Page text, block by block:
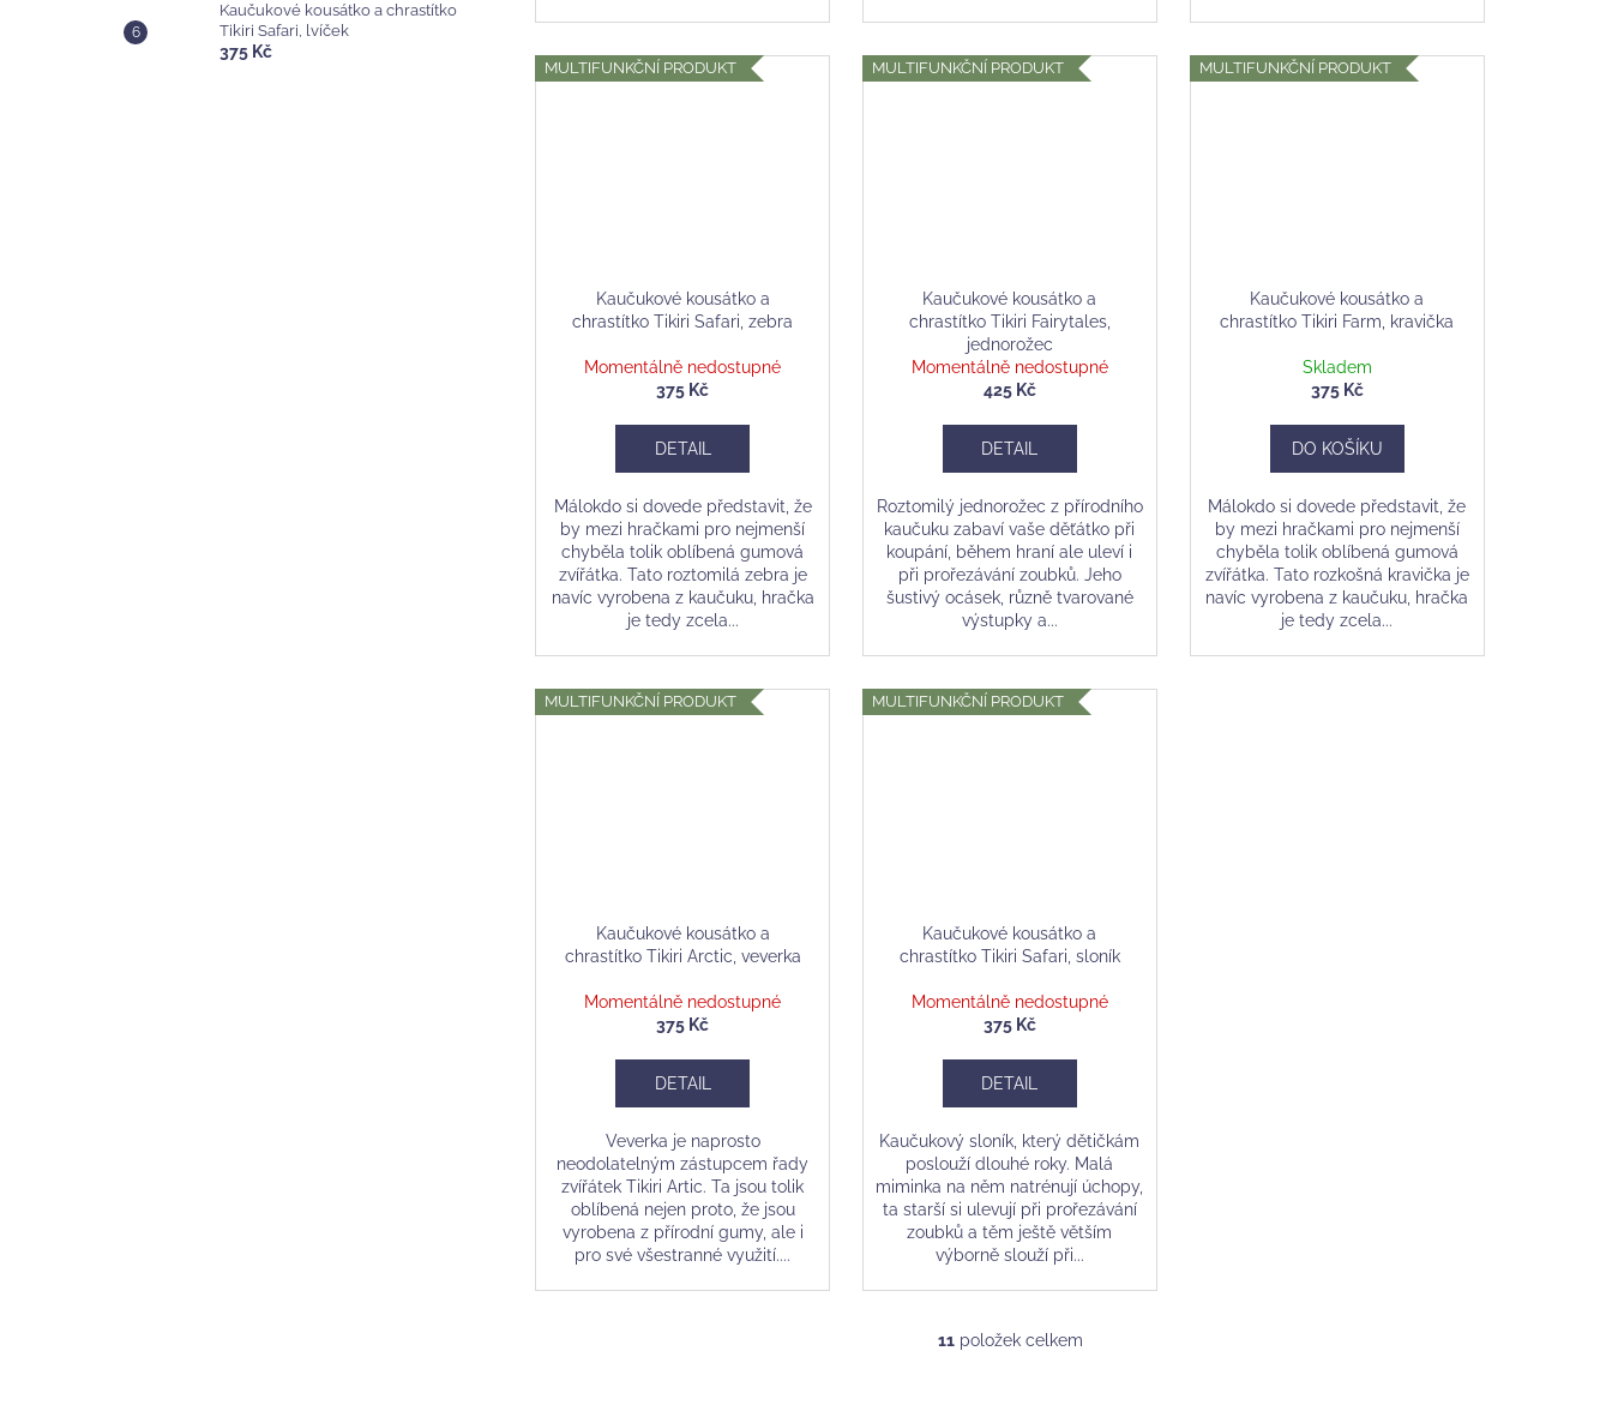
Kaučukové kousátko a chrastítko
Tikiri Safari, lvíček
375 Kč
MULTIFUNKČNÍ PRODUKT
Kaučukové kousátko a
chrastítko Tikiri Safari, zebra
Momentálně nedostupné
375 Kč
DETAIL
Málokdo si dovede představit, že
by mezi hračkami pro nejmenší
chyběla tolik oblíbená gumová
zvířátka. Tato roztomilá zebra je
navíc vyrobena z kaučuku, hračka
je tedy zcela...
MULTIFUNKČNÍ PRODUKT
Kaučukové kousátko a
chrastítko Tikiri Fairytales,
jednorožec
Momentálně nedostupné
425 Kč
DETAIL
Roztomilý jednorožec z přírodního
kaučuku zabaví vaše děťátko při
koupání, během hraní ale uleví i
při prořezávání zoubků. Jeho
šustivý ocásek, různě tvarované
výstupky a...
MULTIFUNKČNÍ PRODUKT
Kaučukové kousátko a
chrastítko Tikiri Farm, kravička
Skladem
375 Kč
DO KOŠÍKU
Málokdo si dovede představit, že
by mezi hračkami pro nejmenší
chyběla tolik oblíbená gumová
zvířátka. Tato rozkošná kravička je
navíc vyrobena z kaučuku, hračka
je tedy zcela...
MULTIFUNKČNÍ PRODUKT
Kaučukové kousátko a
chrastítko Tikiri Arctic, veverka
Momentálně nedostupné
375 Kč
DETAIL
Veverka je naprosto
neodolatelným zástupcem řady
zvířátek Tikiri Artic. Ta jsou tolik
oblíbená nejen proto, že jsou
vyrobena z přírodní gumy, ale i
pro své všestranné využití....
MULTIFUNKČNÍ PRODUKT
Kaučukové kousátko a
chrastítko Tikiri Safari, sloník
Momentálně nedostupné
375 Kč
DETAIL
Kaučukový sloník, který dětičkám
poslouží dlouhé roky. Malá
miminka na něm natrénují úchopy,
ta starší si ulevují při prořezávání
zoubků a těm ještě větším
výborně slouží při...
O
11položek celkem